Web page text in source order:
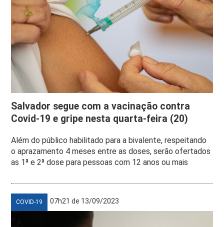
Salvador segue com a vacinação contra
Covid-19 e gripe nesta quarta-feira (20)
Além do público habilitado para a bivalente, respeitando
o aprazamento 4 meses entre as doses, serão ofertados
as 1ª e 2ª dose para pessoas com 12 anos ou mais
COVID-19 07h21 de 13/09/2023